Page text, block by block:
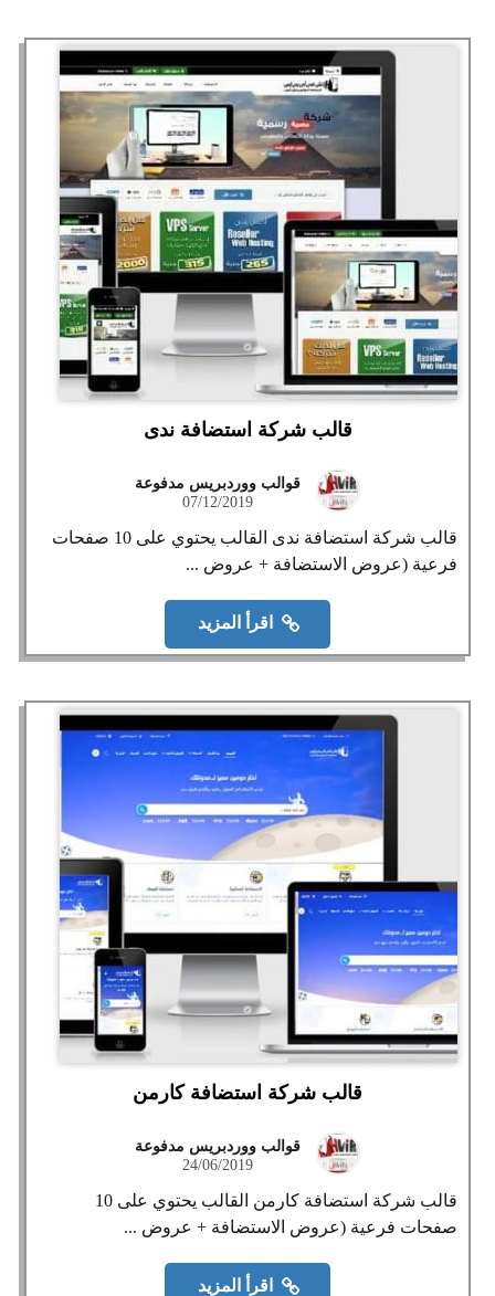
قالب شركة استضافة ندى
قوالب ووردبريس مدفوعة
07/12/2019
قالب شركة استضافة ندى القالب يحتوي على 10 صفحات
فرعية (عروض الاستضافة + عروض ...
اقرأ المزيد
قالب شركة استضافة كارمن
قوالب ووردبريس مدفوعة
24/06/2019
قالب شركة استضافة كارمن القالب يحتوي على 10
صفحات فرعية (عروض الاستضافة + عروض ...
اقرأ المزيد